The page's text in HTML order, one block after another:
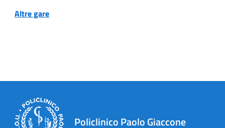
Altre gare
Policlinico Paolo Giaccone